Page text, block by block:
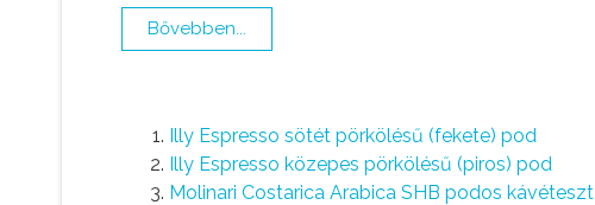
Bővebben...
Illy Espresso sötét pörkölésű (fekete) pod
Illy Espresso közepes pörkölésű (piros) pod
Molinari Costarica Arabica SHB podos kávéteszt